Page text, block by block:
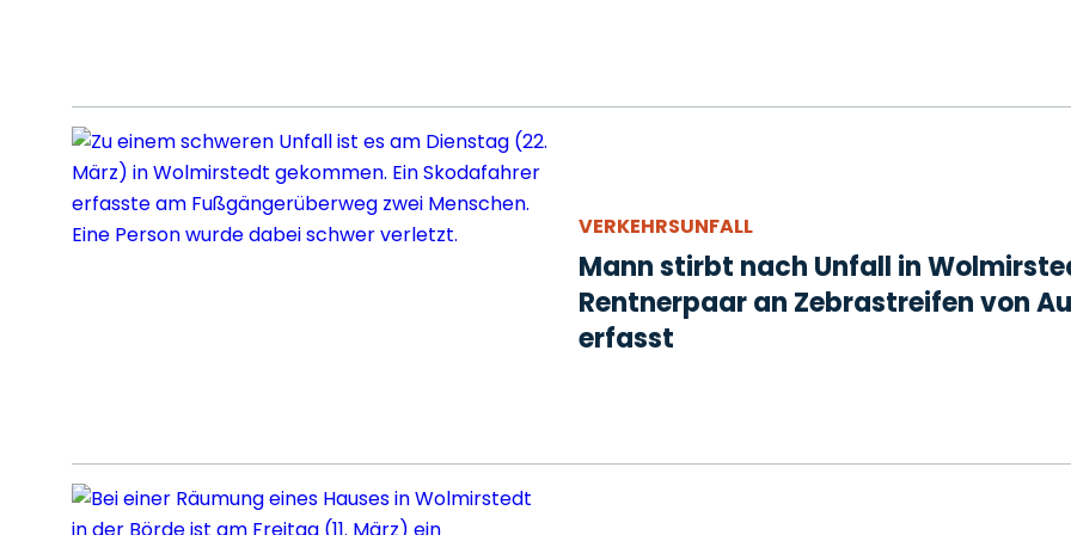
VERKEHRSUNFALL
Mann stirbt nach Unfall in
Rentnerpaar an Zebrastreifen von
erfasst